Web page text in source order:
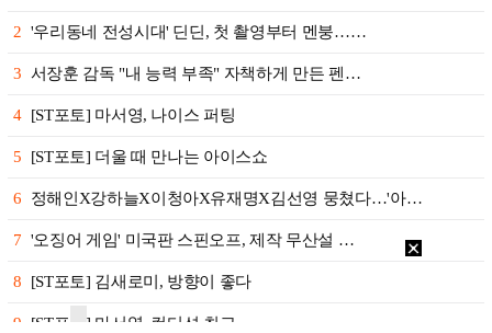
2 '우리동네 전성시대' 딘딘, 첫 촬영부터 멘붕……
3 서장훈 감독 "내 능력 부족" 자책하게 만든 펜…
4 [ST포토] 마서영, 나이스 퍼팅
5 [ST포토] 더울 때 만나는 아이스쇼
6 정해인X강하늘X이청아X유재명X김선영 뭉쳤다…'아…
7 '오징어 게임' 미국판 스핀오프, 제작 무산설 …
8 [ST포토] 김새로미, 방향이 좋다
9 [ST포토] 마서영, 컨디션 최고